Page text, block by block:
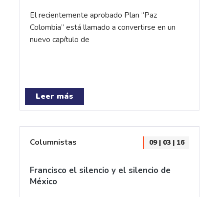
El recientemente aprobado Plan “Paz
Colombia” está llamado a convertirse en un
nuevo capítulo de
Leer más
Columnistas 09 | 03 | 16
Francisco el silencio y el silencio de
México